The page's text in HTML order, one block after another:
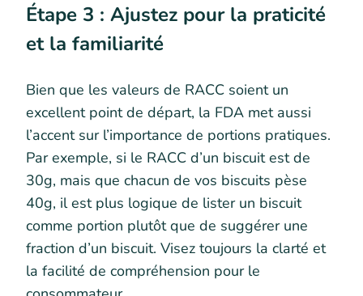
Étape 3 : Ajustez pour la praticité
et la familiarité
Bien que les valeurs de RACC soient un
excellent point de départ, la FDA met aussi
l’accent sur l’importance de portions pratiques.
Par exemple, si le RACC d’un biscuit est de
30g, mais que chacun de vos biscuits pèse
40g, il est plus logique de lister un biscuit
comme portion plutôt que de suggérer une
fraction d’un biscuit. Visez toujours la clarté et
la facilité de compréhension pour le